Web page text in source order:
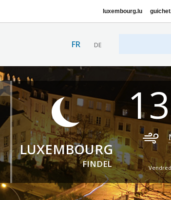
luxembourg.lu
FR DE
LUXEMBOURG
FINDEL
13